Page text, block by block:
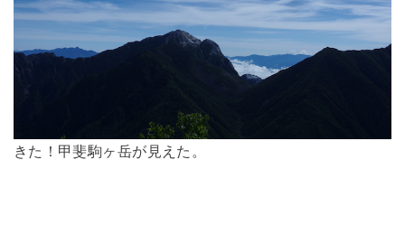
きた！甲斐駒ヶ岳が見えた。